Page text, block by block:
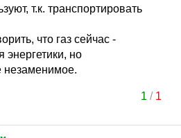
т.к. транспортировать
что газ сейчас -
энергетики, но
незаменимое.
1 / 1